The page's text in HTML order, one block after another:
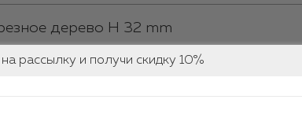
рассылку и получи скидку 10%
дерево H 32 mm